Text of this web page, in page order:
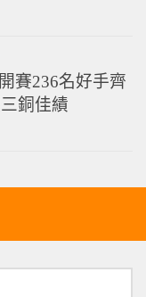
賽236名好手齊
銅佳績